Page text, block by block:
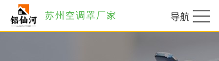
苏州空调罩厂家